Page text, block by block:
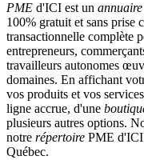
PME d'ICI est un annuaire
100% gratuit et sans prise
transactionnelle complète
entrepreneurs,
travailleurs autonomes
domaines. En affichant
vos produits et vos
ligne accrue, d'une
plusieurs autres options.
notre répertoire PME d'ICI
Québec.